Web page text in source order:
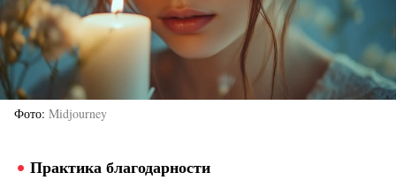
Фото Midjourney
Практика благодарности